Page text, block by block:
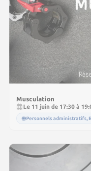
Musculation
Le 11 juin de 17:30 à
Personnels administratifs,